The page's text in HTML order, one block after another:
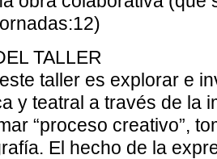
TALLER
taller es explorar e
y teatral a través de la
“proceso creativo”,
El hecho de la